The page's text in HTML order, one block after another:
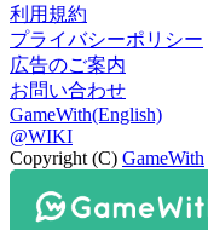
利用規約
プライバシーポリシー
広告のご案内
お問い合わせ
GameWith(English)
@WIKI
Copyright (C) GameWith